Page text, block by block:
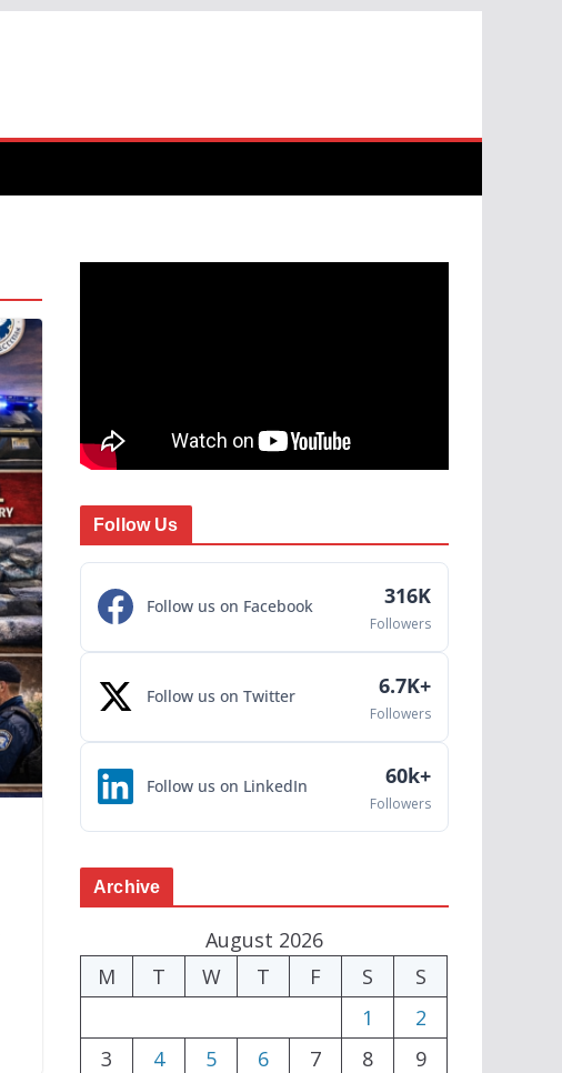
Follow Us
Follow us on Facebook 316K
Followers
Follow us on Twitter 6.7K+
Followers
Follow us on LinkedIn 60k+
Followers
Archive
August 2026
M
T W T F S
S
1
2
3
4 5 6 7 8
9